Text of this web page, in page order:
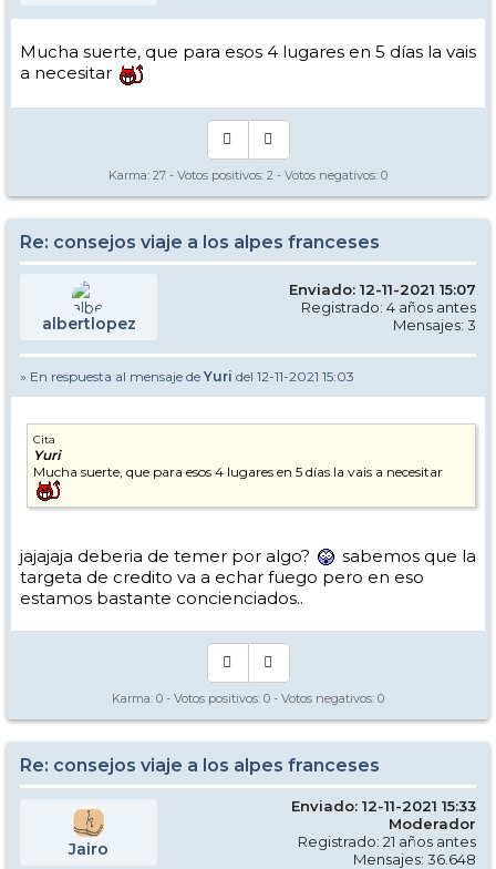
Mucha suerte, que para esos 4 lugares en 5 días la vais
a necesitar
Karma: 27 - Votos positivos: 2 - Votos negativos: 0
Re: consejos viaje a los alpes franceses
albertlopez
Enviado: 12-11-2021 15:07
Registrado: 4 años antes
Mensajes: 3
» En respuesta al mensaje de Yuri del 12-11-2021 15:03
Cita
Yuri
Mucha suerte, que para esos 4 lugares en 5 días la vais a necesitar
jajajaja deberia de temer por algo?
sabemos que la
targeta de credito va a echar fuego pero en eso
estamos bastante concienciados..
Karma: 0 - Votos positivos: 0 - Votos negativos: 0
Re: consejos viaje a los alpes franceses
Jairo
Enviado: 12-11-2021 15:33
Moderador
Registrado: 21 años antes
Mensajes: 36.648